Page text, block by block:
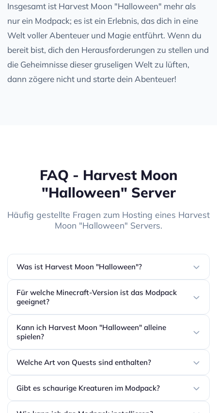
Insgesamt ist Harvest Moon "Halloween" mehr als
nur ein Modpack; es ist ein Erlebnis, das dich in eine
Welt voller Abenteuer und Magie entführt. Wenn du
bereit bist, dich den Herausforderungen zu stellen und
die Geheimnisse dieser gruseligen Welt zu lüften,
dann zögere nicht und starte dein Abenteuer!
FAQ - Harvest Moon
"Halloween" Server
Häufig gestellte Fragen zum Hosting eines Harvest
Moon "Halloween" Servers.
Was ist Harvest Moon "Halloween"?
Für welche Minecraft-Version ist das Modpack
geeignet?
Kann ich Harvest Moon "Halloween" alleine
spielen?
Welche Art von Quests sind enthalten?
Gibt es schaurige Kreaturen im Modpack?